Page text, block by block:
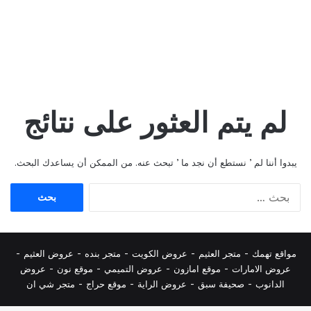
لم يتم العثور على نتائج
يبدوا أننا لم ’ نستطع أن نجد ما ’ تبحث عنه. من الممكن أن يساعدك البحث.
مواقع تهمك - متجر العثيم - عروض الكويت - متجر بنده - عروض العثيم -
عروض الامارات - موقع امازون - عروض التميمي - موقع نون - عروض
الدانوب - صحيفة سبق - عروض الراية - موقع حراج - متجر شي ان